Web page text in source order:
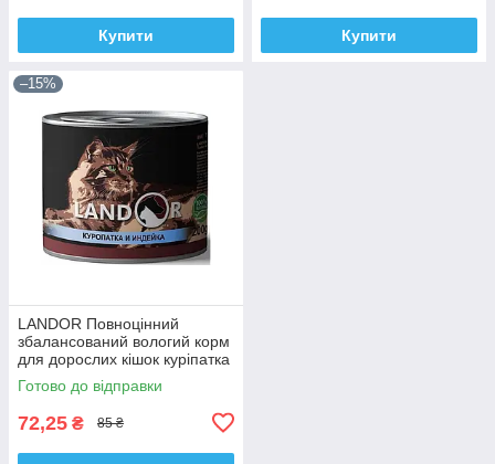
Купити Купити
–15%
LANDOR Повноцінний
збалансований вологий корм
для дорослих кішок куріпатка
з індичкою 0,2 кг
Готово до відправки
72,25 ₴ 85 ₴